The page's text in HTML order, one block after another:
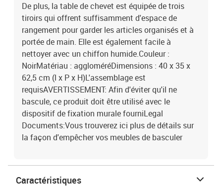
De plus, la table de chevet est équipée de trois
tiroirs qui offrent suffisamment d'espace de
rangement pour garder les articles organisés et à
portée de main. Elle est également facile à
nettoyer avec un chiffon humide.Couleur :
NoirMatériau : aggloméréDimensions : 40 x 35 x
62,5 cm (l x P x H)L'assemblage est
requisAVERTISSEMENT: Afin d'éviter qu'il ne
bascule, ce produit doit être utilisé avec le
dispositif de fixation murale fourniLegal
Documents:Vous trouverez ici plus de détails sur
la façon d'empêcher vos meubles de basculer
Caractéristiques